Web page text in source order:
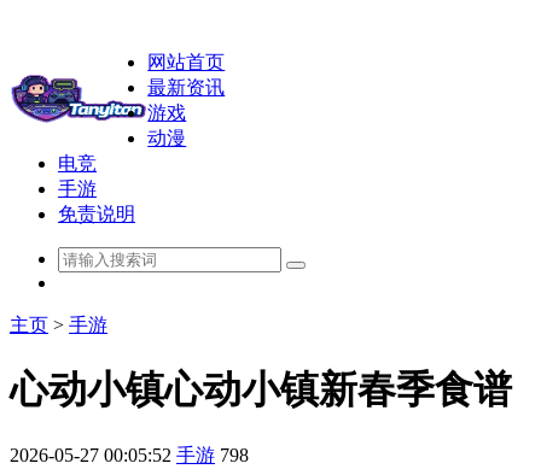
网站首页
最新资讯
游戏
动漫
电竞
手游
免责说明
主页 > 手游
心动小镇心动小镇新春季食谱
2026-05-27 00:05:52 手游 798